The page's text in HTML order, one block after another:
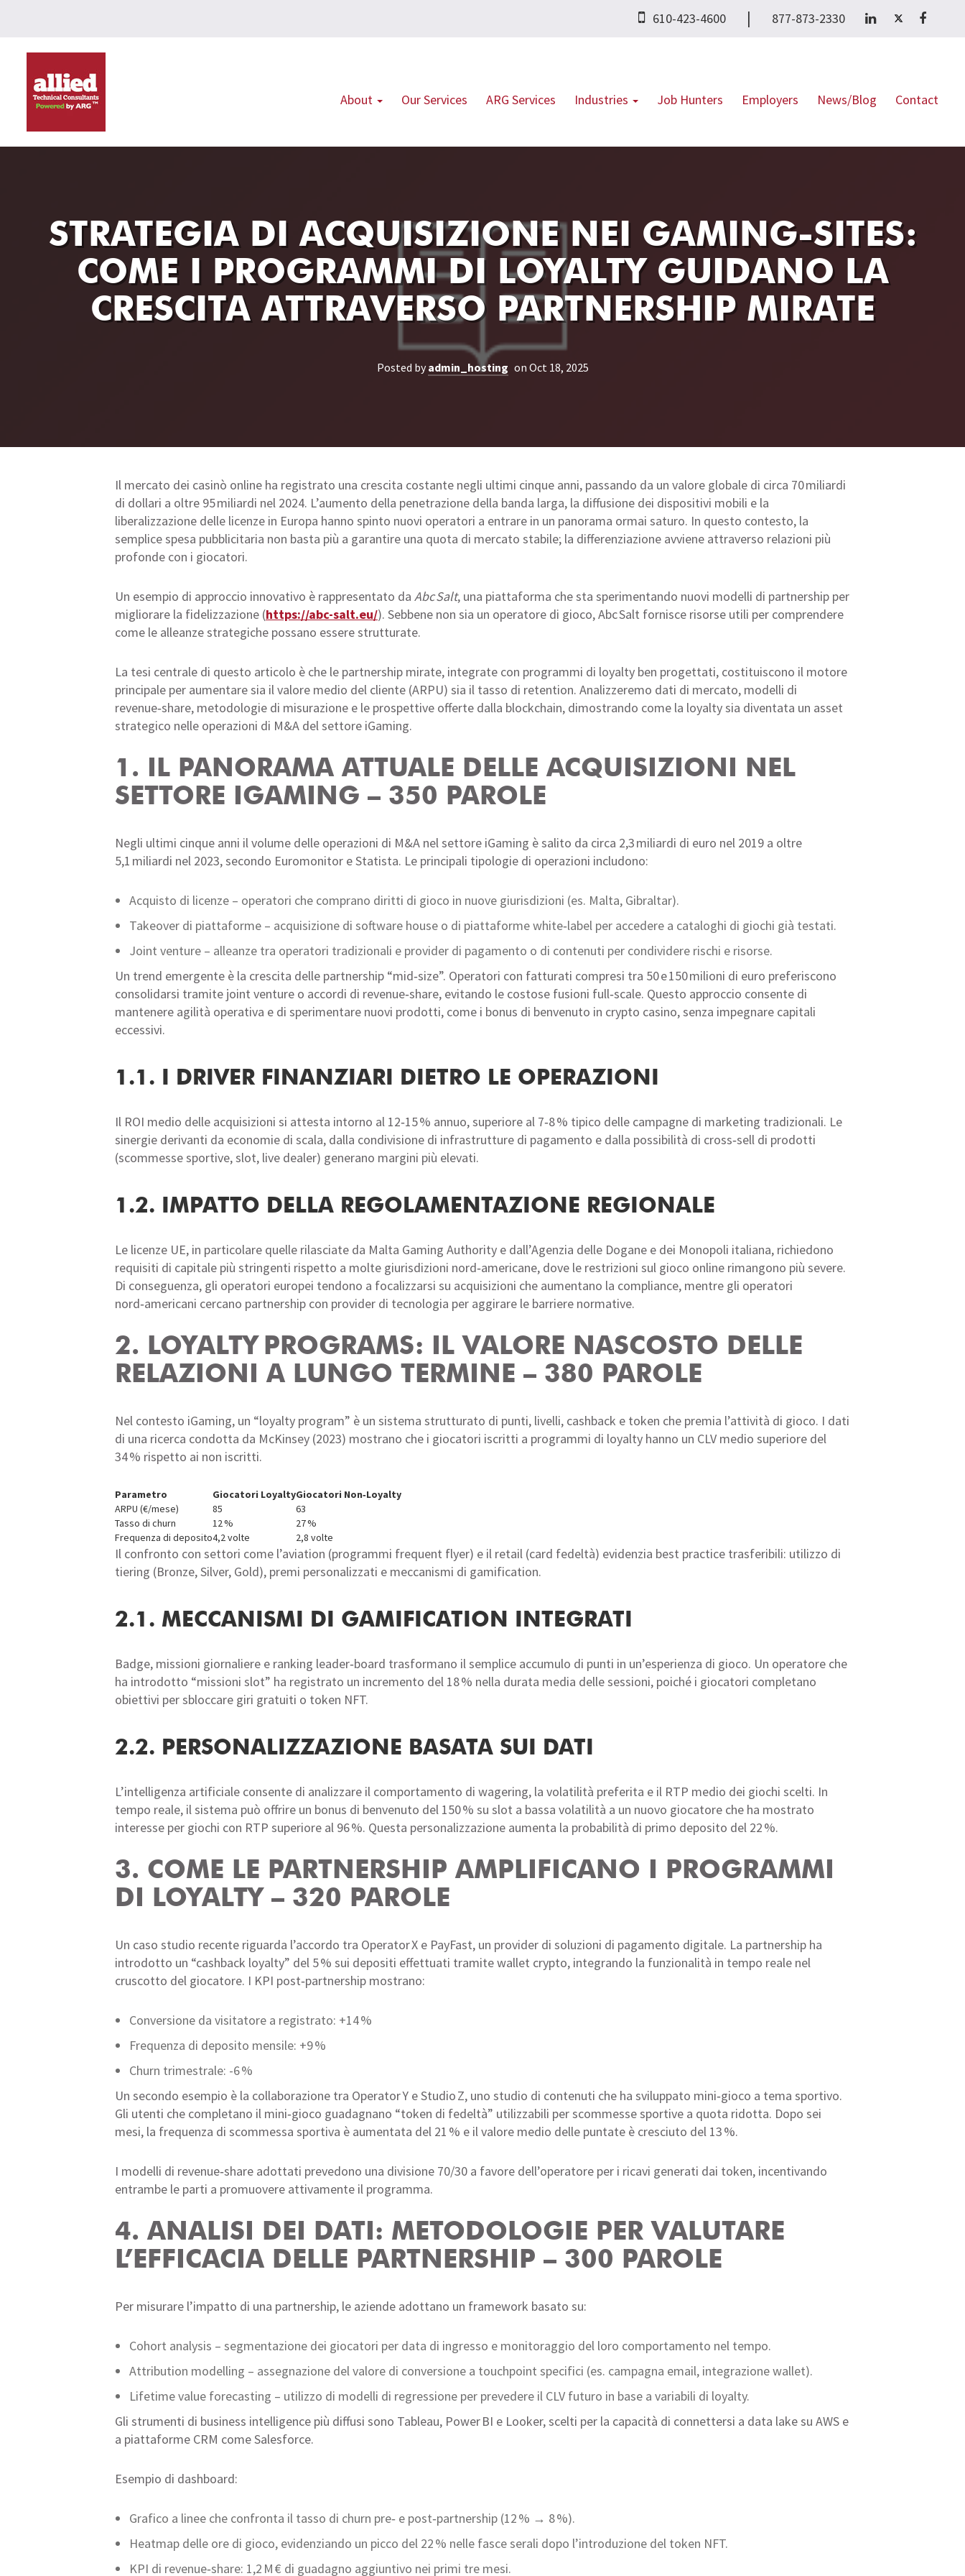
610-423-4600 | 877-873-2330
About Our Services ARG Services Industries Job Hunters Employers News/Blog Contact
STRATEGIA DI ACQUISIZIONE NEI GAMING‑SITES:
COME I PROGRAMMI DI LOYALTY GUIDANO LA
CRESCITA ATTRAVERSO PARTNERSHIP MIRATE
Posted byadmin_hosting on Oct 18, 2025
Il mercato dei casinò online ha registrato una crescita costante negli ultimi cinque anni, passando da un valore globale di circa 70 miliardi
di dollari a oltre 95 miliardi nel 2024. L’aumento della penetrazione della banda larga, la diffusione dei dispositivi mobili e la
liberalizzazione delle licenze in Europa hanno spinto nuovi operatori a entrare in un panorama ormai saturo. In questo contesto, la
semplice spesa pubblicitaria non basta più a garantire una quota di mercato stabile; la differenziazione avviene attraverso relazioni più
profonde con i giocatori.
Un esempio di approccio innovativo è rappresentato da Abc Salt, una piattaforma che sta sperimentando nuovi modelli di partnership per
migliorare la fidelizzazione (https://abc-salt.eu/). Sebbene non sia un operatore di gioco, Abc Salt fornisce risorse utili per comprendere
come le alleanze strategiche possano essere strutturate.
La tesi centrale di questo articolo è che le partnership mirate, integrate con programmi di loyalty ben progettati, costituiscono il motore
principale per aumentare sia il valore medio del cliente (ARPU) sia il tasso di retention. Analizzeremo dati di mercato, modelli di
revenue‑share, metodologie di misurazione e le prospettive offerte dalla blockchain, dimostrando come la loyalty sia diventata un asset
strategico nelle operazioni di M&A del settore iGaming.
1. IL PANORAMA ATTUALE DELLE ACQUISIZIONI NEL
SETTORE IGAMING – 350 PAROLE
Negli ultimi cinque anni il volume delle operazioni di M&A nel settore iGaming è salito da circa 2,3 miliardi di euro nel 2019 a oltre
5,1 miliardi nel 2023, secondo Euromonitor e Statista. Le principali tipologie di operazioni includono:
Acquisto di licenze – operatori che comprano diritti di gioco in nuove giurisdizioni (es. Malta, Gibraltar).
Takeover di piattaforme – acquisizione di software house o di piattaforme white‑label per accedere a cataloghi di giochi già testati.
Joint venture – alleanze tra operatori tradizionali e provider di pagamento o di contenuti per condividere rischi e risorse.
Un trend emergente è la crescita delle partnership “mid‑size”. Operatori con fatturati compresi tra 50 e 150 milioni di euro preferiscono
consolidarsi tramite joint venture o accordi di revenue‑share, evitando le costose fusioni full‑scale. Questo approccio consente di
mantenere agilità operativa e di sperimentare nuovi prodotti, come i bonus di benvenuto in crypto casino, senza impegnare capitali
eccessivi.
1.1. I DRIVER FINANZIARI DIETRO LE OPERAZIONI
Il ROI medio delle acquisizioni si attesta intorno al 12‑15 % annuo, superiore al 7‑8 % tipico delle campagne di marketing tradizionali. Le
sinergie derivanti da economie di scala, dalla condivisione di infrastrutture di pagamento e dalla possibilità di cross‑sell di prodotti
(scommesse sportive, slot, live dealer) generano margini più elevati.
1.2. IMPATTO DELLA REGOLAMENTAZIONE REGIONALE
Le licenze UE, in particolare quelle rilasciate da Malta Gaming Authority e dall’Agenzia delle Dogane e dei Monopoli italiana, richiedono
requisiti di capitale più stringenti rispetto a molte giurisdizioni nord‑americane, dove le restrizioni sul gioco online rimangono più severe.
Di conseguenza, gli operatori europei tendono a focalizzarsi su acquisizioni che aumentano la compliance, mentre gli operatori
nord‑americani cercano partnership con provider di tecnologia per aggirare le barriere normative.
2. LOYALTY PROGRAMS: IL VALORE NASCOSTO DELLE
RELAZIONI A LUNGO TERMINE – 380 PAROLE
Nel contesto iGaming, un “loyalty program” è un sistema strutturato di punti, livelli, cashback e token che premia l’attività di gioco. I dati
di una ricerca condotta da McKinsey (2023) mostrano che i giocatori iscritti a programmi di loyalty hanno un CLV medio superiore del
34 % rispetto ai non iscritti.
Parametro Giocatori LoyaltyGiocatori Non‑Loyalty
ARPU (€/mese)
85
63
Tasso di churn
12 %
27 %
Frequenza di deposito4,2 volte 2,8 volte
Il confronto con settori come l’aviation (programmi frequent flyer) e il retail (card fedeltà) evidenzia best practice trasferibili: utilizzo di
tiering (Bronze, Silver, Gold), premi personalizzati e meccanismi di gamification.
2.1. MECCANISMI DI GAMIFICATION INTEGRATI
Badge, missioni giornaliere e ranking leader‑board trasformano il semplice accumulo di punti in un’esperienza di gioco. Un operatore che
ha introdotto “missioni slot” ha registrato un incremento del 18 % nella durata media delle sessioni, poiché i giocatori completano
obiettivi per sbloccare giri gratuiti o token NFT.
2.2. PERSONALIZZAZIONE BASATA SUI DATI
L’intelligenza artificiale consente di analizzare il comportamento di wagering, la volatilità preferita e il RTP medio dei giochi scelti. In
tempo reale, il sistema può offrire un bonus di benvenuto del 150 % su slot a bassa volatilità a un nuovo giocatore che ha mostrato
interesse per giochi con RTP superiore al 96 %. Questa personalizzazione aumenta la probabilità di primo deposito del 22 %.
3. COME LE PARTNERSHIP AMPLIFICANO I PROGRAMMI
DI LOYALTY – 320 PAROLE
Un caso studio recente riguarda l’accordo tra Operator X e PayFast, un provider di soluzioni di pagamento digitale. La partnership ha
introdotto un “cashback loyalty” del 5 % sui depositi effettuati tramite wallet crypto, integrando la funzionalità in tempo reale nel
cruscotto del giocatore. I KPI post‑partnership mostrano:
Conversione da visitatore a registrato: +14 %
Frequenza di deposito mensile: +9 %
Churn trimestrale: -6 %
Un secondo esempio è la collaborazione tra Operator Y e Studio Z, uno studio di contenuti che ha sviluppato mini‑gioco a tema sportivo.
Gli utenti che completano il mini‑gioco guadagnano “token di fedeltà” utilizzabili per scommesse sportive a quota ridotta. Dopo sei
mesi, la frequenza di scommessa sportiva è aumentata del 21 % e il valore medio delle puntate è cresciuto del 13 %.
I modelli di revenue‑share adottati prevedono una divisione 70/30 a favore dell’operatore per i ricavi generati dai token, incentivando
entrambe le parti a promuovere attivamente il programma.
4. ANALISI DEI DATI: METODOLOGIE PER VALUTARE
L’EFFICACIA DELLE PARTNERSHIP – 300 PAROLE
Per misurare l’impatto di una partnership, le aziende adottano un framework basato su:
Cohort analysis – segmentazione dei giocatori per data di ingresso e monitoraggio del loro comportamento nel tempo.
Attribution modelling – assegnazione del valore di conversione a touchpoint specifici (es. campagna email, integrazione wallet).
Lifetime value forecasting – utilizzo di modelli di regressione per prevedere il CLV futuro in base a variabili di loyalty.
Gli strumenti di business intelligence più diffusi sono Tableau, Power BI e Looker, scelti per la capacità di connettersi a data lake su AWS e
a piattaforme CRM come Salesforce.
Esempio di dashboard:
Grafico a linee che confronta il tasso di churn pre‑ e post‑partnership (12 % → 8 %).
Heatmap delle ore di gioco, evidenziando un picco del 22 % nelle fasce serali dopo l’introduzione del token NFT.
KPI di revenue‑share: 1,2 M € di guadagno aggiuntivo nei primi tre mesi.